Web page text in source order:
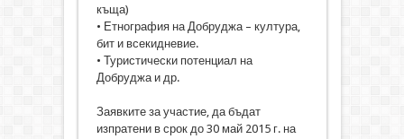
къща)
• Етнография на Добруджа – култура,
бит и всекидневие.
• Туристически потенциал на
Добруджа и др.
Заявките за участие, да бъдат
изпратени в срок до 30 май 2015 г. на